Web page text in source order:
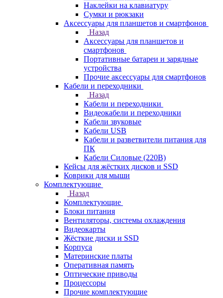
Наклейки на клавиатуру
Сумки и рюкзаки
Аксессуары для планшетов и смартфонов
Назад
Аксессуары для планшетов и
смартфонов
Портативные батареи и зарядные
устройства
Прочие аксессуары для смартфонов
Кабели и переходники
Назад
Кабели и переходники
Видеокабели и переходники
Кабели звуковые
Кабели USB
Кабели и разветвители питания для
ПК
Кабели Силовые (220В)
Кейсы для жёстких дисков и SSD
Коврики для мыши
Комплектующие
Назад
Комплектующие
Блоки питания
Вентиляторы, системы охлаждения
Видеокарты
Жёсткие диски и SSD
Корпуса
Материнские платы
Оперативная память
Оптические приводы
Процессоры
Прочие комплектующие